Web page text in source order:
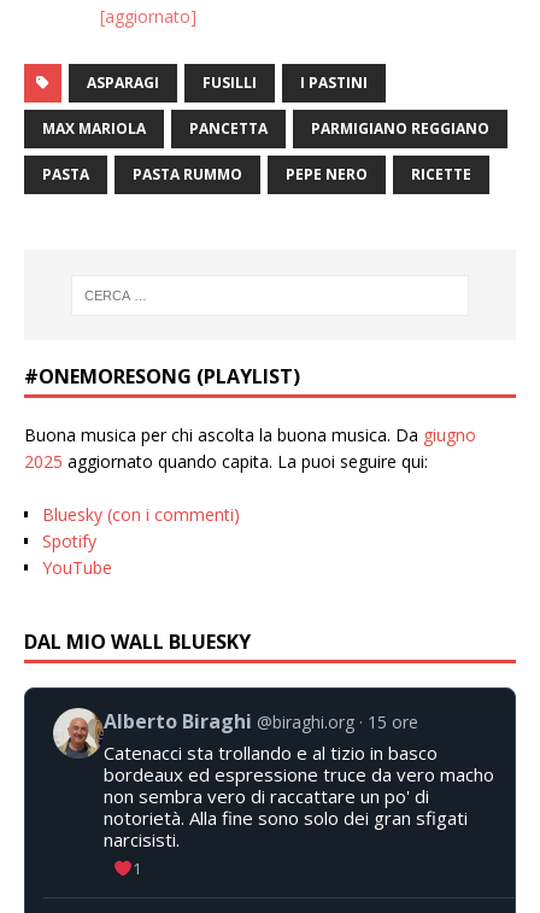
[aggiornato]
ASPARAGI FUSILLI I PASTINI
MAX MARIOLA PANCETTA PARMIGIANO REGGIANO
PASTA PASTA RUMMO PEPE NERO RICETTE
#ONEMORESONG (PLAYLIST)
Buona musica per chi ascolta la buona musica. Da giugno
2025 aggiornato quando capita. La puoi seguire qui:
Bluesky (con i commenti)
Spotify
YouTube
DAL MIO WALL BLUESKY
Alberto Biraghi @biraghi.org 15 ore
Catenacci sta trollando e al tizio in basco
bordeaux ed espressione truce da vero macho
non sembra vero di raccattare un po' di
notorietà. Alla fine sono solo dei gran sfigati
narcisisti.
1